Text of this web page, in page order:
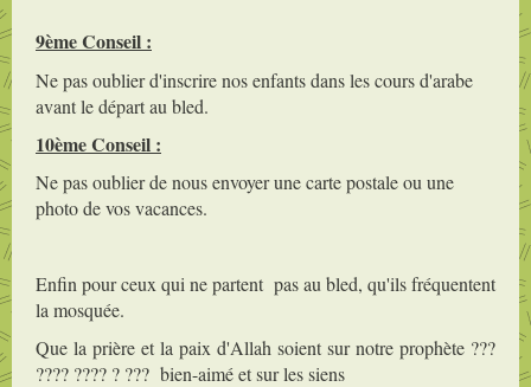
9ème Conseil :
Ne pas oublier d'inscrire nos enfants dans les cours d'arabe
avant le départ au bled.
10ème Conseil :
Ne pas oublier de nous envoyer une carte postale ou une
photo de vos vacances.
Enfin pour ceux qui ne partent pas au bled, qu'ils fréquentent
la mosquée.
Que la prière et la paix d'Allah soient sur notre prophète ???
???? ???? ? ??? bien-aimé et sur les siens